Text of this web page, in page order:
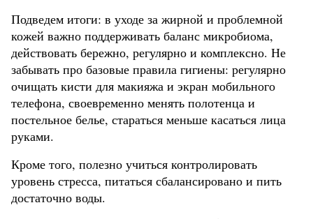
Подведем итоги: в уходе за жирной и проблемной
кожей важно поддерживать баланс микробиома,
действовать бережно, регулярно и комплексно. Не
забывать про базовые правила гигиены: регулярно
очищать кисти для макияжа и экран мобильного
телефона, своевременно менять полотенца и
постельное белье, стараться меньше касаться лица
руками.
Кроме того, полезно учиться контролировать
уровень стресса, питаться сбалансировано и пить
достаточно воды.